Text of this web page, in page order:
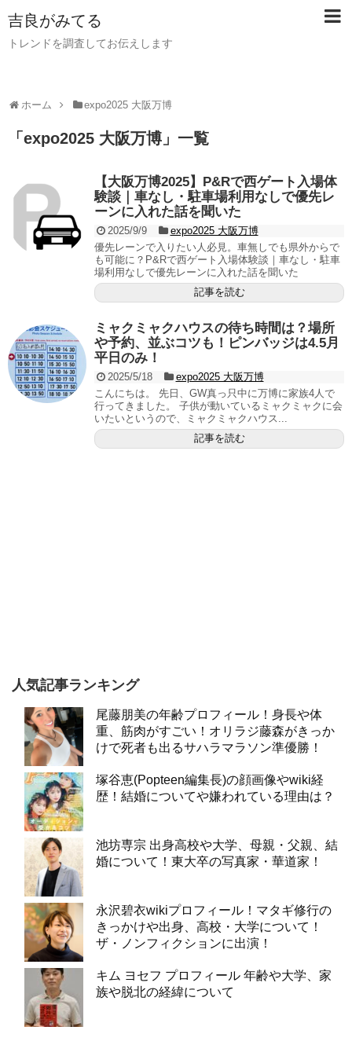
吉良がみてる
トレンドを調査してお伝えします
ホーム expo2025 大阪万博
「 expo2025 大阪万博 」 一覧
【大阪万博2025】P&Rで西ゲート入場体
験談｜車なし・駐車場利用なしで優先レ
ーンに入れた話を聞いた
2025/9/9
expo2025 大阪万博
優先レーンで入りたい人必見。車無しでも県外からで
も可能に？P&Rで西ゲート入場体験談｜車なし・駐車
場利用なしで優先レーンに入れた話を聞いた
記事を読む
ミャクミャクハウスの待ち時間は？場所
や予約、並ぶコツも！ピンバッジは4.5月
平日のみ！
2025/5/18
expo2025 大阪万博
こんにちは。 先日、GW真っ只中に万博に家族4人で
行ってきました。 子供が動いているミャクミャクに会
いたいというので、ミャクミャクハウス...
記事を読む
人気記事ランキング
尾藤朋美の年齢プロフィール！身長や体
重、筋肉がすごい！オリラジ藤森がきっか
けで死者も出るサハラマラソン準優勝！
塚谷恵(Popteen編集長)の顔画像やwiki経
歴！結婚についてや嫌われている理由は？
池坊専宗 出身高校や大学、母親・父親、結
婚について！東大卒の写真家・華道家！
永沢碧衣wikiプロフィール！マタギ修行の
きっかけや出身、高校・大学について！
ザ・ノンフィクションに出演！
キム ヨセフ プロフィール 年齢や大学、家
族や脱北の経緯について